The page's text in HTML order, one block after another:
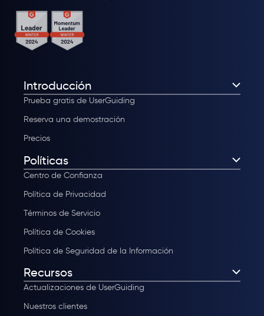
Introducción
Prueba gratis de UserGuiding
Reserva una demostración
Precios
Políticas
Centro de Confianza
Política de Privacidad
Términos de Servicio
Política de Cookies
Política de Seguridad de la Información
Recursos
Actualizaciones de UserGuiding
Nuestros clientes